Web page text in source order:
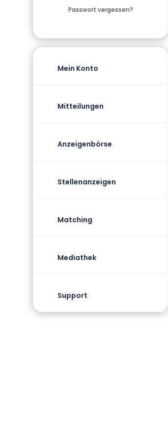
Passwort vergessen?
Mein Konto
Mitteilungen
Anzeigenbörse
Stellenanzeigen
Matching
Mediathek
Support